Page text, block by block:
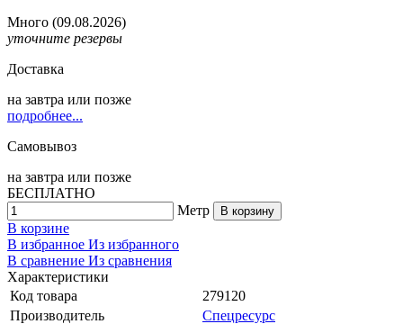
Много (09.08.2026)
уточните резервы
Доставка
на завтра или позже
подробнее...
Самовывоз
на завтра или позже
БЕСПЛАТНО
Метр
В корзину
В корзине
В избранное Из избранного
В сравнение Из сравнения
Характеристики
Код товара
279120
Производитель
Спецресурс